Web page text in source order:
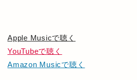
Apple Musicで聴く
YouTubeで聴く
Amazon Musicで聴く